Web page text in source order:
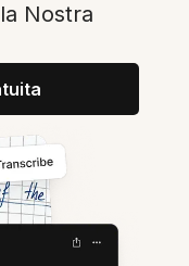
Nostra